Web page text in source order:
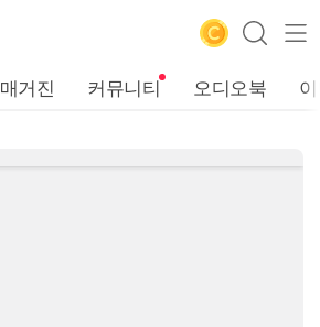
매거진 커뮤니티 오디오북